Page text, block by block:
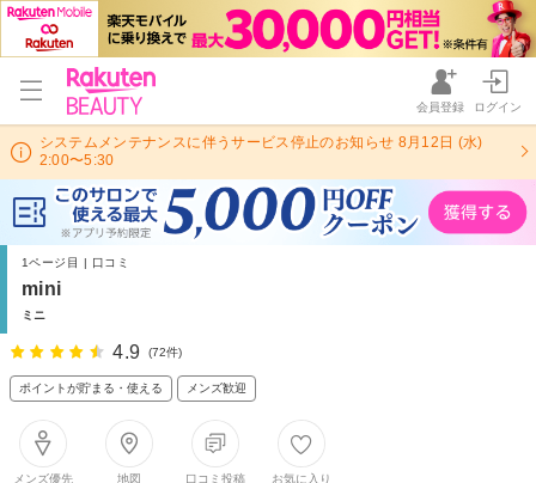
会員登録 ログイン
システムメンテナンスに伴うサービス停止のお知らせ 8月12日 (水)
2:00〜5:30
1ページ目 | 口コミ
mini
ミニ
4.9 (72件)
ポイントが貯まる・使える メンズ歓迎
メンズ優先
地図
口コミ投稿
お気に入り